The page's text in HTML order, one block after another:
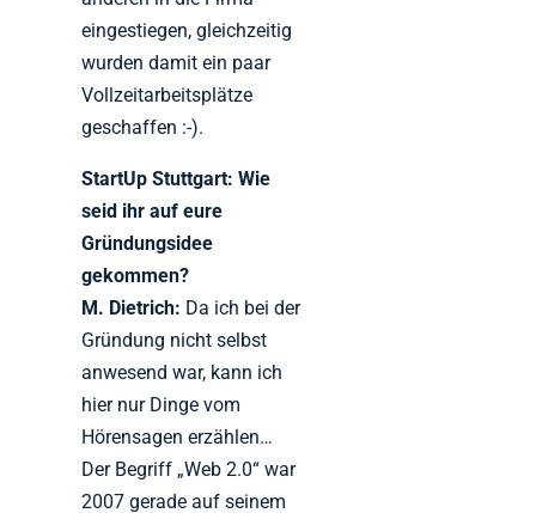
eingestiegen, gleichzeitig
wurden damit ein paar
Vollzeitarbeitsplätze
geschaffen :-).
StartUp Stuttgart: Wie
seid ihr auf eure
Gründungsidee
gekommen?
M. Dietrich: Da ich bei der
Gründung nicht selbst
anwesend war, kann ich
hier nur Dinge vom
Hörensagen erzählen…
Der Begriff „Web 2.0“ war
2007 gerade auf seinem